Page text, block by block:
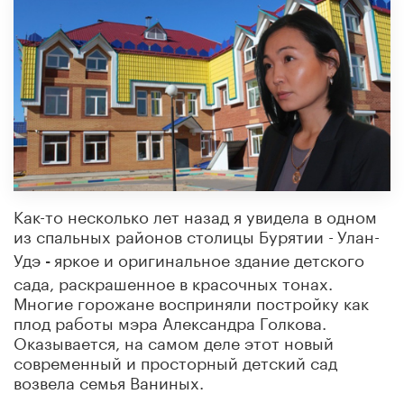
Как-то несколько лет назад я увидела в одном
из спальных районов столицы Бурятии -Улан-
Удэ - яркое и оригинальное здание детского
сада, раскрашенное в красочных тонах.
Многие горожане восприняли постройку как
плод работы мэра Александра Голкова.
Оказывается, на самом деле этот новый
современный и просторный детский сад
возвела семья Ваниных.